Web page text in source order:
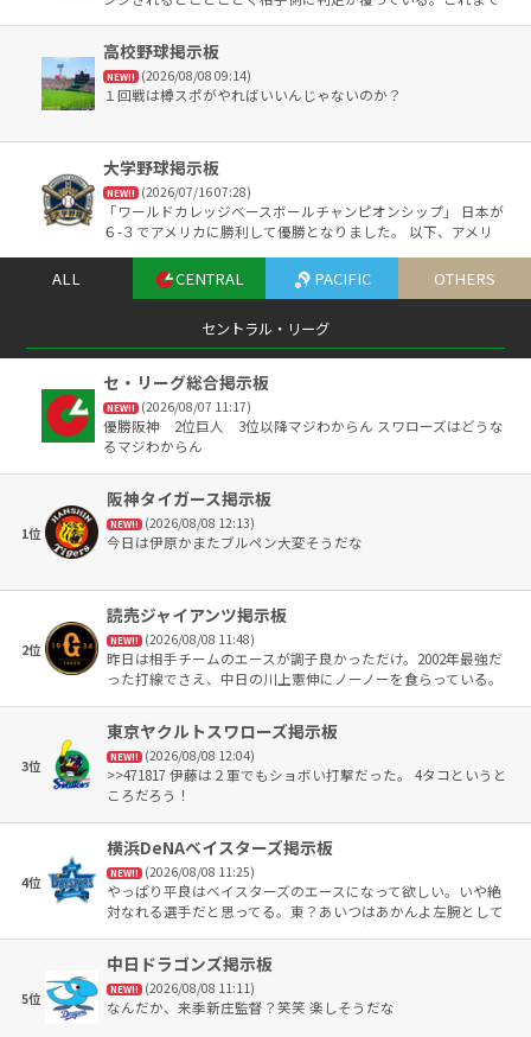
だよ。野球を舐めちゃいけないって事。
高校野球掲示板
NEW!! (2026/08/08 09:14)
１回戦は樽スポがやればいいんじゃないのか？
大学野球掲示板
NEW!! (2026/07/16 07:28)
「ワールドカレッジベースボールチャンピオンシップ」 日本が
６-３でアメリカに勝利して優勝となりました。 以下、アメリ
れました。
ALL CENTRAL PACIFIC OTHERS
セントラル・リーグ
セ・リーグ総合掲示板
NEW!! (2026/08/07 11:17)
優勝阪神 2位巨人 3位以降マジわからん スワローズはどうな
るマジわからん
1位
阪神タイガース掲示板
NEW!! (2026/08/08 12:13)
今日は伊原かまたブルペン大変そうだな
2位
読売ジャイアンツ掲示板
NEW!! (2026/08/08 11:48)
昨日は相手チームのエースが調子良かっただけ。2002年最強だ
った打線でさえ、中日の川上憲伸にノーノーを食らっている。
3位
東京ヤクルトスワローズ掲示板
NEW!! (2026/08/08 12:04)
>>471817 伊藤は２軍でもショボい打撃だった。 4タコというと
ころだろう！
4位
横浜DeNAベイスターズ掲示板
NEW!! (2026/08/08 11:25)
やっぱり平良はベイスターズのエースになって欲しい。いや絶
対なれる選手だと思ってる。東？あいつはあかんよ左腕として
2.3年前に比べてスタミナとかコントロールも良く無い。これか
らは速球の尾形と軟投の平良の右腕ダブルエースがチームを引
っ張ってくれ。
5位
中日ドラゴンズ掲示板
NEW!! (2026/08/08 11:11)
なんだか、来季新庄監督？笑笑 楽しそうだな